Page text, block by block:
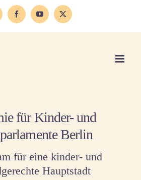
FacebookYouTubeX
für Kinder- und
Berlin
für eine kinder- und
Hauptstadt